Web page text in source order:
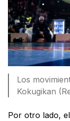
Los
Kokugikan
Por otro lado,